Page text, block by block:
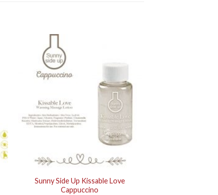
Sunny Side Up Kissable Love
Cappuccino